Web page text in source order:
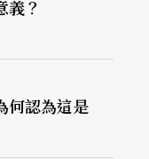
即訊息」（Th
DIGI+NTCH」
技在場館管理
體局限以建立
各異的劇場設
義？
何認為這是